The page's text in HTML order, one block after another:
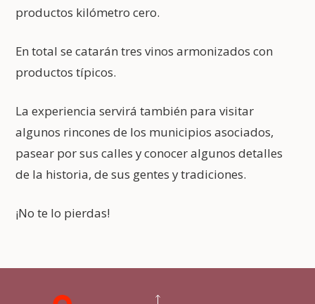
productos kilómetro cero.
En total se catarán tres vinos armonizados con
productos típicos.
La experiencia servirá también para visitar
algunos rincones de los municipios asociados,
pasear por sus calles y conocer algunos detalles
de la historia, de sus gentes y tradiciones.
¡No te lo pierdas!